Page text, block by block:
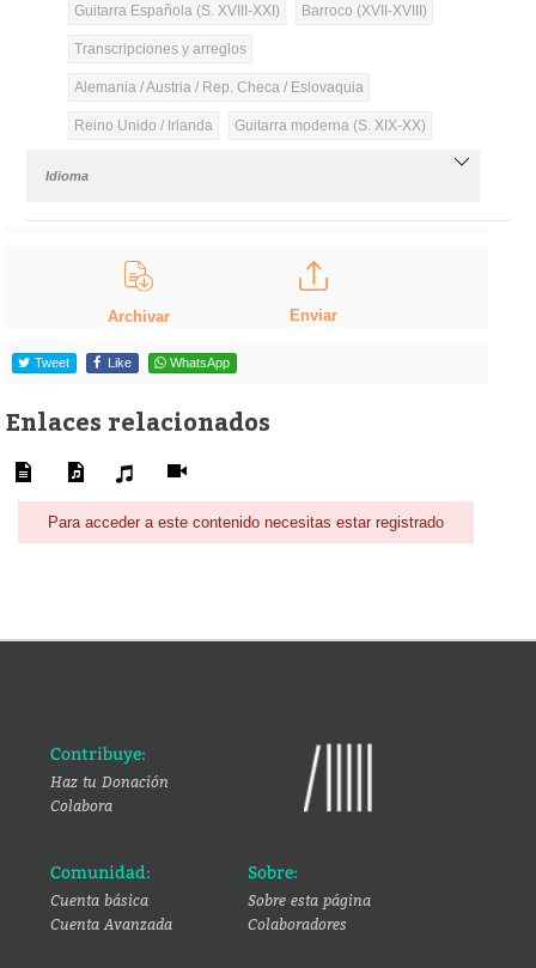
Guitarra Española (S. XVIII-XXI) Barroco (XVII-XVIII)
Transcripciones y arreglos
Alemania / Austria / Rep. Checa / Eslovaquia
Reino Unido / Irlanda Guitarra moderna (S. XIX-XX)
Idioma
Archivar Enviar
Tweet Like WhatsApp
Enlaces relacionados
Para acceder a este contenido necesitas estar registrado
Contribuye:
Haz tu Donación
Colabora
Comunidad:
Cuenta básica
Cuenta Avanzada
Sobre:
Sobre esta página
Colaboradores